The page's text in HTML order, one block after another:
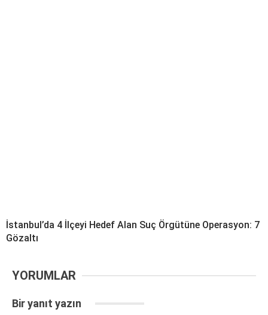
İstanbul’da 4 İlçeyi Hedef Alan Suç Örgütüne Operasyon: 7
Gözaltı
YORUMLAR
Bir yanıt yazın